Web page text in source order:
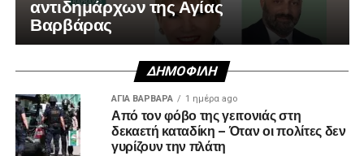
αντιδημάρχων της Αγίας
Βαρβάρας
ΔΗΜΟΦΙΛΉ
ΑΓΙΑ ΒΑΡΒΑΡΑ 1 ημέρα ago
Από τον φόβο της γειτονιάς στη
δεκαετή καταδίκη – Όταν οι πολίτες δεν
γυρίζουν την πλάτη